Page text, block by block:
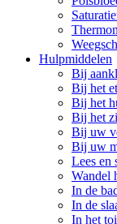
Hulpmiddelen
Bij
Bij het
Bij het
Bij het
Bij uw
Bij uw
Lees en
Wandel
In de
In de
In het